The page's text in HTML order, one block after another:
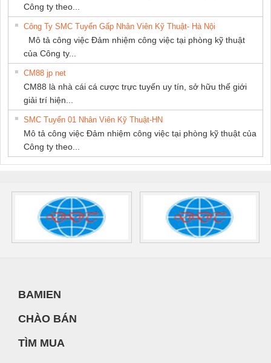
Công ty theo...
Công Ty SMC Tuyển Gấp Nhân Viên Kỹ Thuật- Hà Nội
Mô tả công việc Đảm nhiệm công việc tại phòng kỹ thuật
của Công ty...
CM88 jp net
CM88 là nhà cái cá cược trực tuyến uy tín, sở hữu thế giới
giải trí hiện...
SMC Tuyển 01 Nhân Viên Kỹ Thuật-HN
Mô tả công việc Đảm nhiệm công việc tại phòng kỹ thuật của
Công ty theo...
BAMIEN
CHÀO BÁN
TÌM MUA